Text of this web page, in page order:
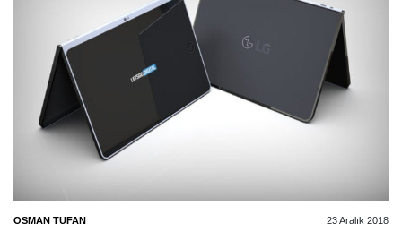
OSMAN TUFAN 23 Aralık 2018